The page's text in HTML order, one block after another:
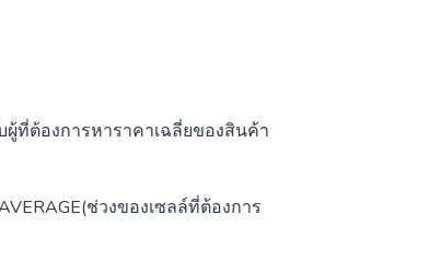
ที่ต้องการหาราคาเฉลี่ยของสินค้า
ช่วงของเซลล์ที่ต้องการ